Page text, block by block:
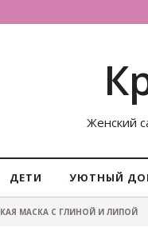
Женский
ДЕТИ УЮТНЫЙ
МАСКА С ГЛИНОЙ И ЛИПОЙ